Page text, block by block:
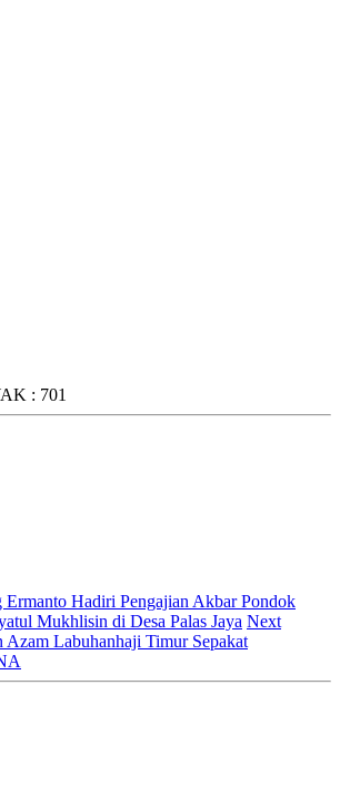
: 701
Ermanto Hadiri Pengajian Akbar Pondok
Mukhlisin di Desa Palas Jaya Next
Azam Labuhanhaji Timur Sepakat